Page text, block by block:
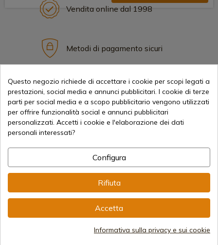
Vendita online dal 1998
Metodi di pagamento sicuri
Spedizioni Internazionali
info@aceros-de-hispania.com
(+34)978 877 088
Questo negozio richiede di accettare i cookie per scopi legati a
prestazioni, social media e annunci pubblicitari. I cookie di terze
parti per social media e a scopo pubblicitario vengono utilizzati
per offrire funzionalità social e annunci pubblicitari
personalizzati. Accetti i cookie e l'elaborazione dei dati
personali interessati?
Configura
Rifiuta
Accetta
Informativa sulla privacy e sui cookie